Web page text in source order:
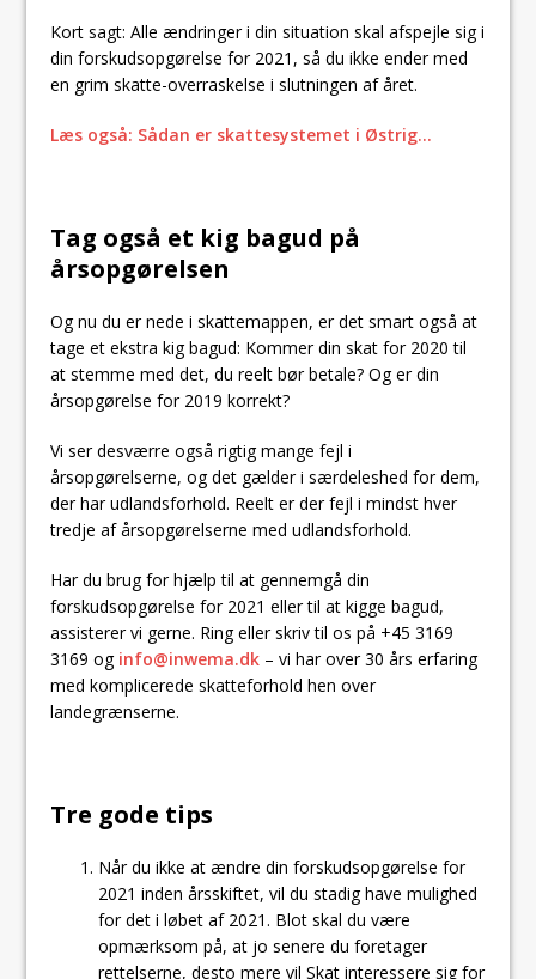
Kort sagt: Alle ændringer i din situation skal afspejle sig i
din forskudsopgørelse for 2021, så du ikke ender med
en grim skatte-overraskelse i slutningen af året.
Læs også: Sådan er skattesystemet i Østrig…
Tag også et kig bagud på
årsopgørelsen
Og nu du er nede i skattemappen, er det smart også at
tage et ekstra kig bagud: Kommer din skat for 2020 til
at stemme med det, du reelt bør betale? Og er din
årsopgørelse for 2019 korrekt?
Vi ser desværre også rigtig mange fejl i
årsopgørelserne, og det gælder i særdeleshed for dem,
der har udlandsforhold. Reelt er der fejl i mindst hver
tredje af årsopgørelserne med udlandsforhold.
Har du brug for hjælp til at gennemgå din
forskudsopgørelse for 2021 eller til at kigge bagud,
assisterer vi gerne. Ring eller skriv til os på +45 3169
3169 og info@inwema.dk – vi har over 30 års erfaring
med komplicerede skatteforhold hen over
landegrænserne.
Tre gode tips
Når du ikke at ændre din forskudsopgørelse for
2021 inden årsskiftet, vil du stadig have mulighed
for det i løbet af 2021. Blot skal du være
opmærksom på, at jo senere du foretager
rettelserne, desto mere vil Skat interessere sig for